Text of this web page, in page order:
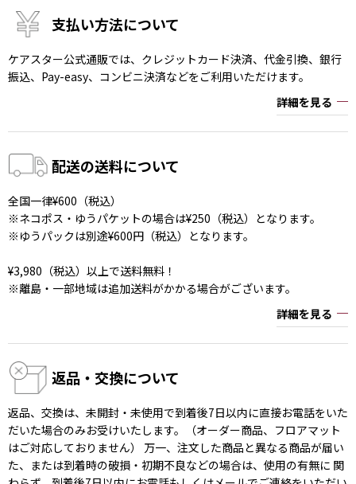
支払い方法について
ケアスター公式通販では、クレジットカード決済、代金引換、銀行
振込、Pay-easy、コンビニ決済などをご利用いただけます。
詳細を見る
配送の送料について
全国一律¥600（税込）
※ネコポス・ゆうパケットの場合は¥250（税込）となります。
※ゆうパックは別途¥600円（税込）となります。
¥3,980（税込）以上で送料無料！
※離島・一部地域は追加送料がかかる場合がございます。
詳細を見る
返品・交換について
返品、交換は、未開封・未使用で到着後7日以内に直接お電話をいた
だいた場合のみお受けいたします。（オーダー商品、フロアマット
はご対応しておりません） 万一、注文した商品と異なる商品が届い
た、または到着時の破損・初期不良などの場合は、使用の有無に 関